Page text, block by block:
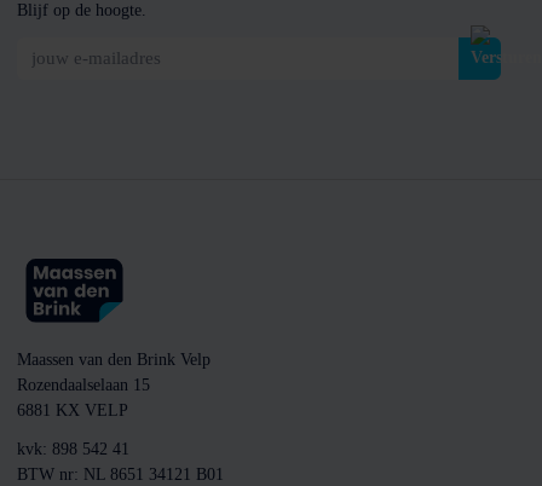
Blijf op de hoogte.
jouw e-mailadres
Maassen van den Brink Velp
Rozendaalselaan 15
6881 KX VELP
kvk: 898 542 41
BTW nr: NL 8651 34121 B01